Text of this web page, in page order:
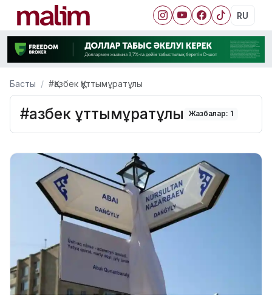
RU
Басты #Қазбек Құттымұратұлы
#Қазбек Құттымұратұлы Жазбалар: 1